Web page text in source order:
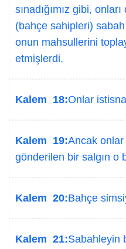
sınadığımız gibi,
(bahçe sahipleri)
onun mahsullerini
etmişlerdi.
Kalem 18:Onlar
Kalem 19:Ancak onlar
gönderilen bir salgın o
Kalem 20:Bahçe
Kalem 21:Sabahleyin